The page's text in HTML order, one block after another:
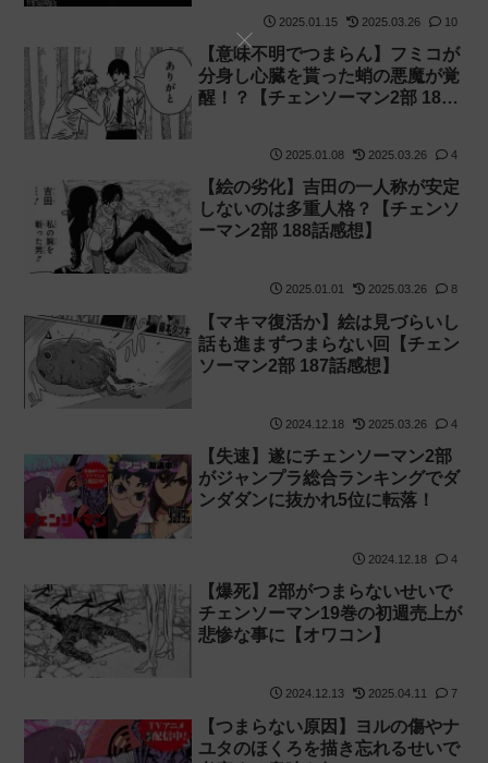
2025.01.15 2025.03.26 10
【意味不明でつまらん】フミコが
分身し心臓を貰った蛸の悪魔が覚
醒！？【チェンソーマン2部 189
2025.01.08 2025.03.26 4
【絵の劣化】吉田の一人称が安定
しないのは多重人格？【チェンソ
ーマン2部 188話感想】
2025.01.01 2025.03.26 8
【マキマ復活か】絵は見づらいし
話も進まずつまらない回【チェン
ソーマン2部 187話感想】
2024.12.18 2025.03.26 4
【失速】遂にチェンソーマン2部
がジャンプラ総合ランキングでダ
ンダダンに抜かれ5位に転落！
2024.12.18 4
【爆死】2部がつまらないせいで
チェンソーマン19巻の初週売上が
悲惨な事に【オワコン】
2024.12.13 2025.04.11 7
【つまらない原因】ヨルの傷やナ
ユタのほくろを描き忘れるせいで